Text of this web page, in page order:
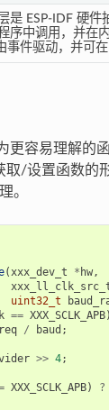
是 ESP-IDF 硬件
序中调用，并在
事件驱动，并可
更容易理解的
/设置函数的
。
(xxx_dev_t * hw,
uint32_t
== XXX_SCLK_APB)
/ baud ;
>> 4;
XXX_SCLK_APB) ?